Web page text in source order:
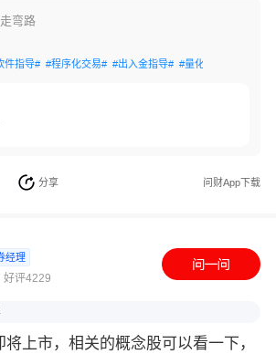
弯路
件指导# #程序化交易# #出入金指导# #量化交易#
分享 问财App下载
经理
好评4229
上市，相关的概念股可以看一下，